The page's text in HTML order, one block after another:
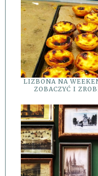
LIZBONA NA
ZOBACZYĆ I